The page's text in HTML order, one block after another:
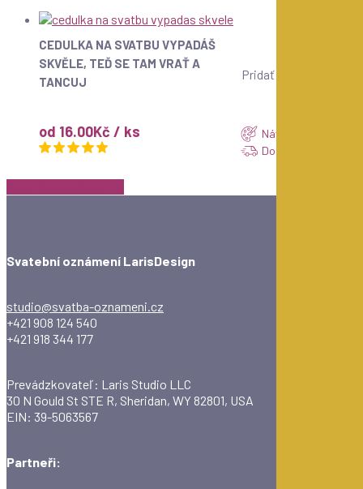
ZOBRAZIT
CEDULKA NA SVATBU VYPADÁŠ
SKVĚLE, TEĎ SE TAM VRAŤ A
TANCUJ
Pridať k obľúbeným
od 16.00Kč / ks
Návrh do 24 hod.
Dodání do 7 dnů
Svatební oznámení LarisDesign
studio@svatba-oznameni.cz
+421 908 124 540
+421 918 344 177
Prevádzkovateľ: Laris Studio LLC
30 N Gould St STE R, Sheridan, WY 82801, USA
EIN: 39-5063567
Partneři: